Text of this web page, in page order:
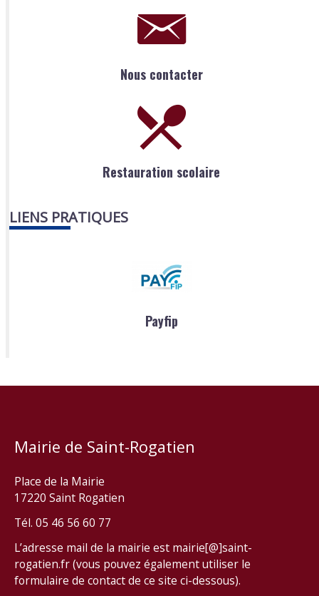
Nous contacter
Restauration scolaire
LIENS PRATIQUES
Payfip
Mairie de Saint-Rogatien
Place de la Mairie
17220 Saint Rogatien
Tél. 05 46 56 60 77
L’adresse mail de la mairie est mairie[@]saint-
rogatien.fr (vous pouvez également utiliser le
formulaire de contact de ce site ci-dessous).